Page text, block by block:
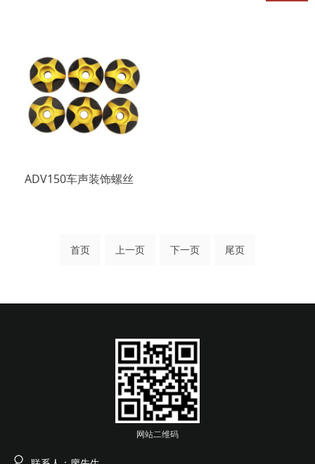
ADV150车声装饰螺丝
首页 上一页 下一页 尾页
网站二维码